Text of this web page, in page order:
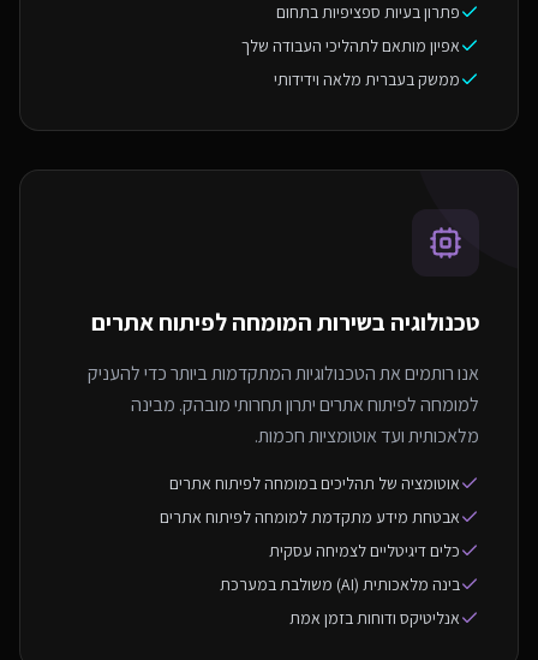
פתרון בעיות ספציפיות בתחום
אפיון מותאם לתהליכי העבודה שלך
ממשק בעברית מלאה וידידותי
טכנולוגיה בשירות המומחה לפיתוח אתרים
אנו רותמים את הטכנולוגיות המתקדמות ביותר כדי להעניק
למומחה לפיתוח אתרים יתרון תחרותי מובהק. מבינה
מלאכותית ועד אוטומציות חכמות.
אוטומציה של תהליכים במומחה לפיתוח אתרים
אבטחת מידע מתקדמת למומחה לפיתוח אתרים
כלים דיגיטליים לצמיחה עסקית
בינה מלאכותית (AI) משולבת במערכת
אנליטיקס ודוחות בזמן אמת